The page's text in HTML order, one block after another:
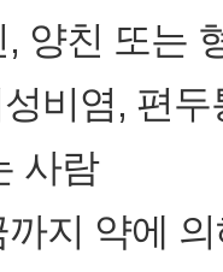
, 양친 또는
비염, 편
사람
까지 약에